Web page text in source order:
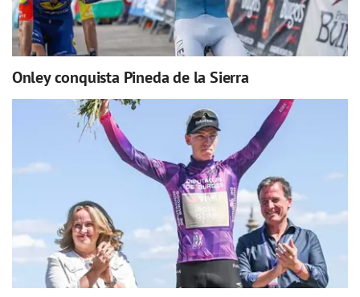
Onley conquista Pineda de la Sierra